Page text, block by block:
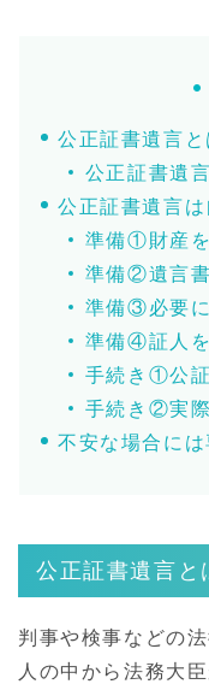
公正証書遺言
公正証書遺
公正証書遺言は
準備①財産
準備②遺言
準備③必要
準備④証人
手続き①公
手続き②実
不安な場合に
公正証書遺言と
判事や検事などの
人の中から法務大